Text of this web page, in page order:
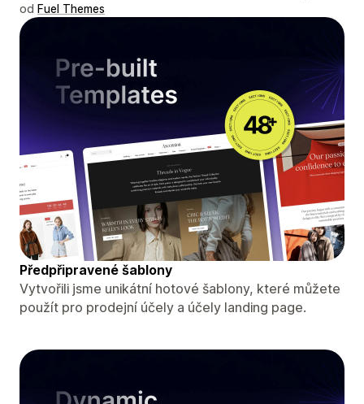
od Fuel Themes
Předpřipravené šablony
Vytvořili jsme unikátní hotové šablony, které můžete
použít pro prodejní účely a účely landing page.